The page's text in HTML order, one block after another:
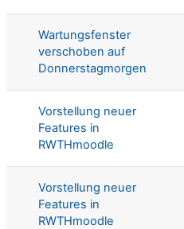
Wartungsfenster
verschoben auf
Donnerstagmorgen
Vorstellung neuer
Features in
RWTHmoodle
Vorstellung neuer
Features in
RWTHmoodle